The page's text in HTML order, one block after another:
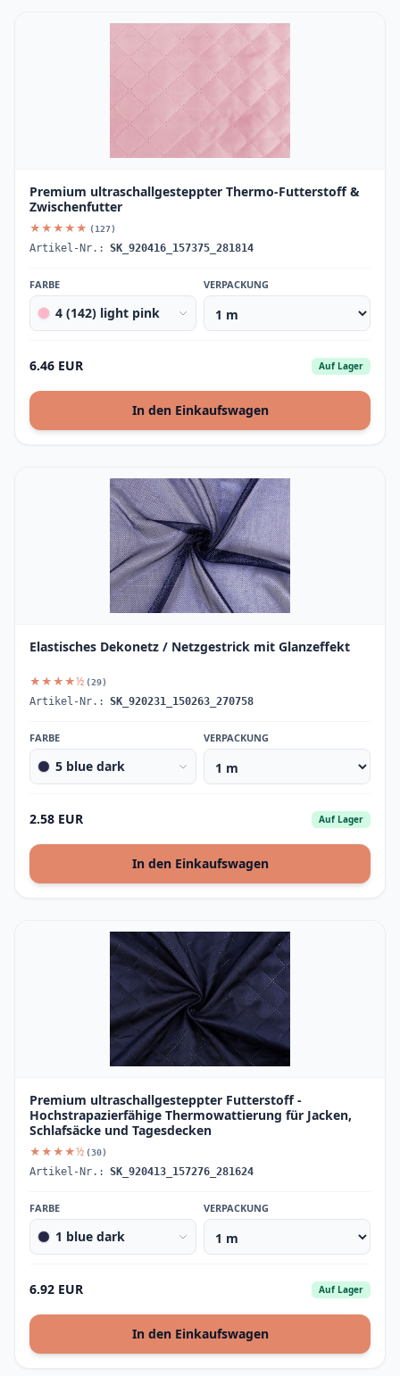
Premium ultraschallgesteppter Thermo-Futterstoff &
Zwischenfutter
★★★★★ (127)
Artikel-Nr.: SK_920416_157375_281814
FARBE
4 (142) light pink
VERPACKUNG
6.46 EUR Auf Lager
In den Einkaufswagen
Elastisches Dekonetz / Netzgestrick mit Glanzeffekt
★★★★½ (29)
Artikel-Nr.: SK_920231_150263_270758
FARBE
5 blue dark
VERPACKUNG
2.58 EUR Auf Lager
In den Einkaufswagen
Premium ultraschallgesteppter Futterstoff -
Hochstrapazierfähige Thermowattierung für Jacken,
Schlafsäcke und Tagesdecken
★★★★½ (30)
Artikel-Nr.: SK_920413_157276_281624
FARBE
1 blue dark
VERPACKUNG
6.92 EUR Auf Lager
In den Einkaufswagen